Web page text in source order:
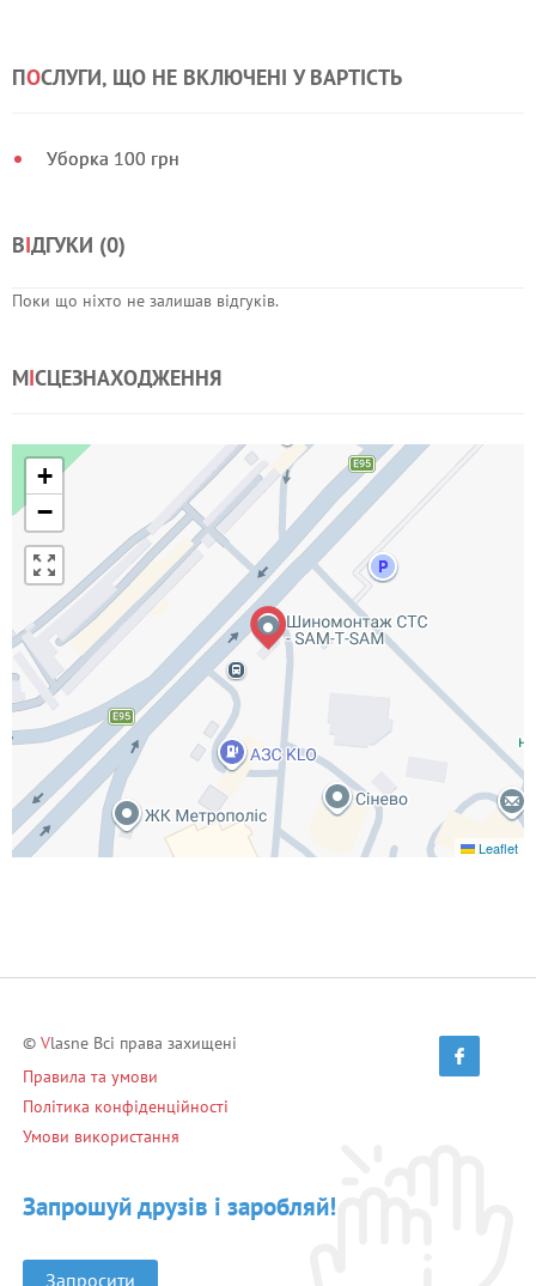
ПОСЛУГИ, ЩО НЕ ВКЛЮЧЕНІ У ВАРТІСТЬ
Уборка 100 грн
ВІДГУКИ (0)
Поки що ніхто не залишав відгуків.
МІСЦЕЗНАХОДЖЕННЯ
+
−
Leaflet
© Vlasne Всі права захищені
Правила та умови
Політика конфіденційності
Умови використання
Запрошуй друзів і заробляй!
Запросити